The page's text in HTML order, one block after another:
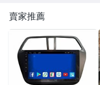
化妝燈(前鏡燈) 專用版
車門禮儀燈 專用版
豐田(TOYOTA) 燈具類
賣家推薦